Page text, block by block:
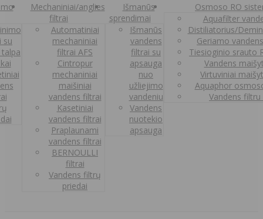
su
Mechaniniai/anglies
filtrai
Automatiniai
mechaniniai
filtrai AFS
Cintropur
mechaniniai
maišiniai
vandens filtrai
Kasetiniai
vandens filtrai
Praplaunami
vandens filtrai
BERNOULLI
filtrai
Vandens filtrų
priedai
Išmanūs
sprendimai
Išmanūs
vandens
filtrai su
apsauga
nuo
užliejimo
vandeniu
Vandens
nuotekio
apsauga
Osmoso RO
Aquafilter
Distiliatorius/
Geriamo
Tiesioginio srauto
Vandens
Virtuviniai
Aquaphor
Vandens filtru